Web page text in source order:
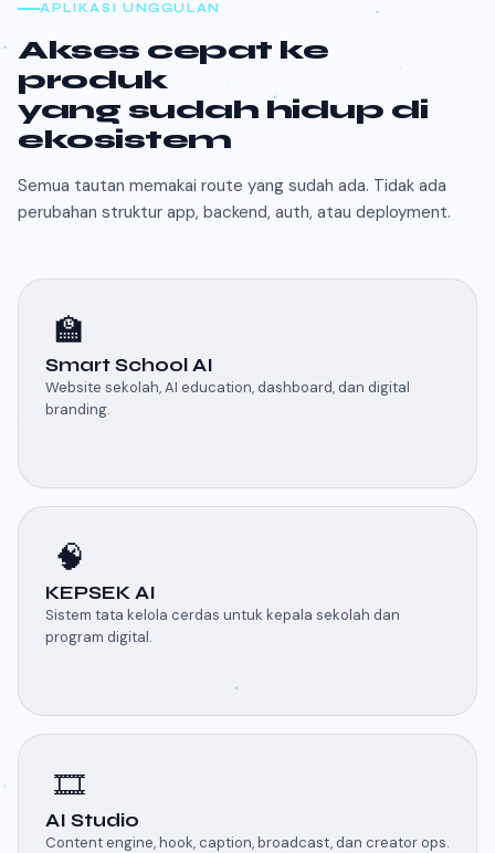
APLIKASI UNGGULAN
Akses cepat ke
produk
yang sudah hidup di
ekosistem
Semua tautan memakai route yang sudah ada. Tidak ada
perubahan struktur app, backend, auth, atau deployment.
🏫
Smart School AI
Website sekolah, AI education, dashboard, dan digital
branding.
🧠
KEPSEK AI
Sistem tata kelola cerdas untuk kepala sekolah dan
program digital.
🎞️
AI Studio
Content engine, hook, caption, broadcast, dan creator ops.